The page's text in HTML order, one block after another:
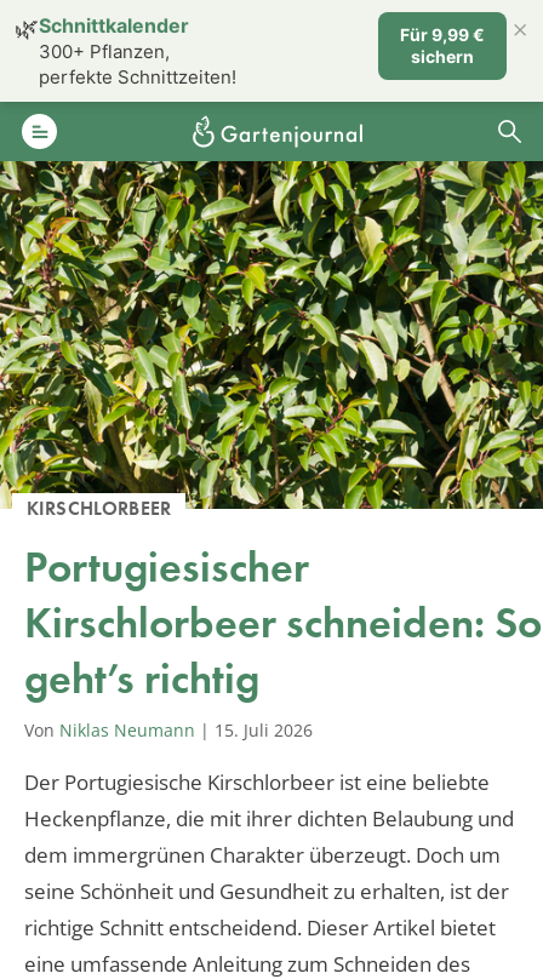
KIRSCHLORBEER
Portugiesischer
Kirschlorbeer schneiden: So
geht’s richtig
Von Niklas Neumann | 15. Juli 2026
Der Portugiesische Kirschlorbeer ist eine beliebte
Heckenpflanze, die mit ihrer dichten Belaubung und
dem immergrünen Charakter überzeugt. Doch um
seine Schönheit und Gesundheit zu erhalten, ist der
richtige Schnitt entscheidend. Dieser Artikel bietet
eine umfassende Anleitung zum Schneiden des
🌿Schnittkalender
300+ Pflanzen,
perfekte Schnittzeiten!
Für 9,99 €
sichern
×